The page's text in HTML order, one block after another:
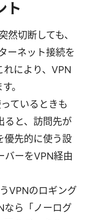
ト
切断しても、
ーネット接続を
により、VPN
。
ているときも
ると、訪問先が
優先的に使う設
バーをVPN経由
VPNのロギング
なら「ノーログ